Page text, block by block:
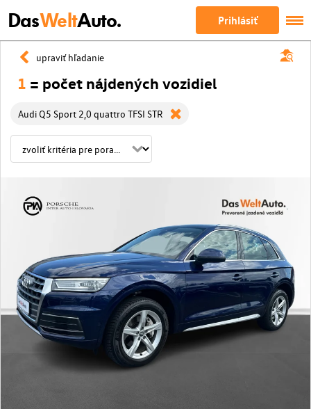
DasWeltAuto. Prihlásiť
upraviť hľadanie
1 = počet nájdených vozidiel
Audi Q5 Sport 2,0 quattro TFSI STR